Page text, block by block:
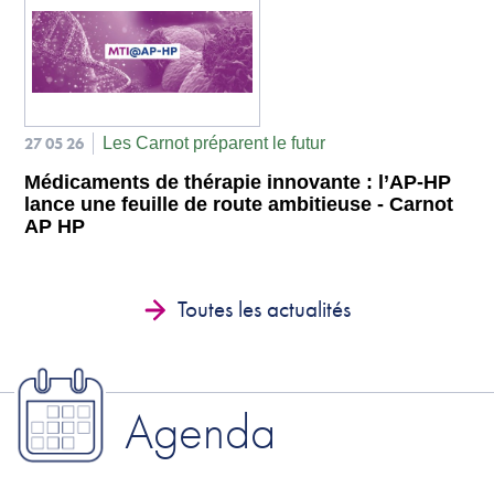
27 05 26 Les Carnot préparent le futur
Médicaments de thérapie innovante : l’AP-HP
lance une feuille de route ambitieuse - Carnot
AP HP
Toutes les actualités
Agenda